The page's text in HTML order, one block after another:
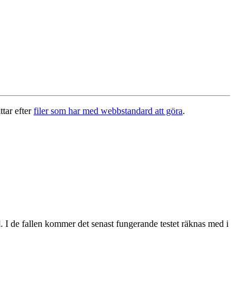
efterfiler som har med webbstandard att göra.
de fallen kommer det senast fungerande testet räknas med i